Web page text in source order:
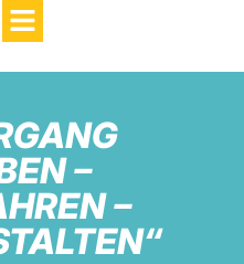
–
–